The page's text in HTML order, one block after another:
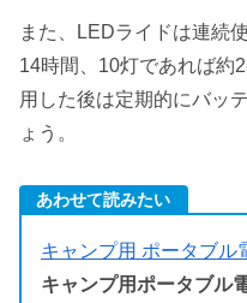
また、LEDライドは連続
14時間、10灯であれば約
用した後は定期的にバッ
ょう。
あわせて読みたい
キャンプ用 ポータブル
キャンプ用ポータブル